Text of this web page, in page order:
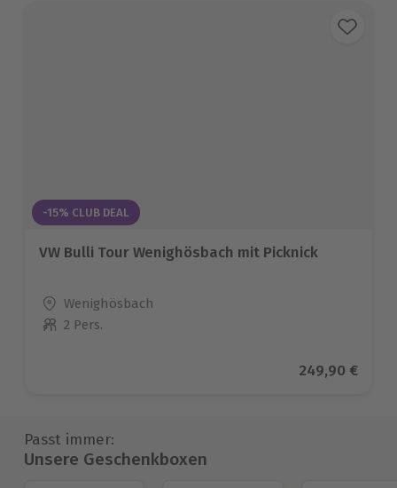
-15% CLUB DEAL
VW Bulli Tour Wenighösbach mit Picknick
Standort
Wenighösbach
Anzahl der Teilnehmer
2 Pers.
Aktueller
249,90 €
Passt immer:
Unsere Geschenkboxen